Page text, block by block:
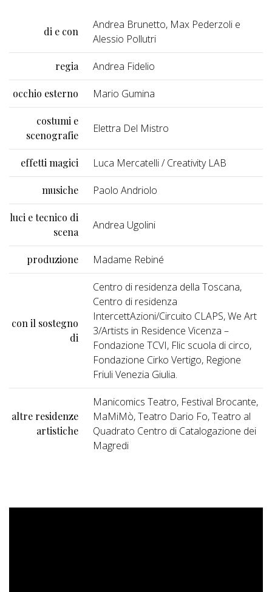
di e con
Andrea Brunetto, Max Pederzoli e
Alessio Pollutri
regia Andrea Fidelio
occhio esterno Mario Gumina
costumi e
scenografie
Elettra Del Mistro
effetti magici Luca Mercatelli / Creativity LAB
musiche Paolo Andriolo
luci e tecnico di
scena
Andrea Ugolini
produzione Madame Rebiné
con il sostegno
di
Centro di residenza della Toscana,
Centro di residenza
IntercettAzioni/Circuito CLAPS, We Art
3/Artists in Residence Vicenza –
Fondazione TCVI, Flic scuola di circo,
Fondazione Cirko Vertigo, Regione
Friuli Venezia Giulia.
altre residenze
artistiche
Manicomics Teatro, Festival Brocante,
MaMiMò, Teatro Dario Fo, Teatro al
Quadrato Centro di Catalogazione dei
Magredi